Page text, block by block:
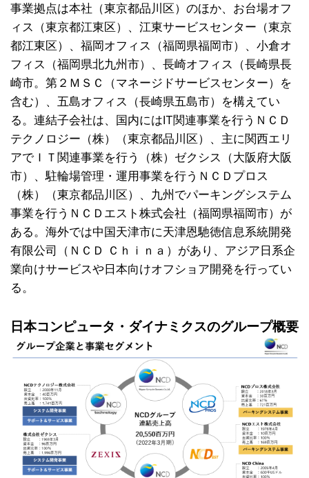
事業拠点は本社（東京都品川区）のほか、お台場オフ
ィス（東京都江東区）、江東サービスセンター（東京
都江東区）、福岡オフィス（福岡県福岡市）、小倉オ
フィス（福岡県北九州市）、長崎オフィス（長崎県長
崎市。第２ＭＳＣ（マネージドサービスセンター）を
含む）、五島オフィス（長崎県五島市）を構えてい
る。連結子会社は、国内にはIT関連事業を行うＮＣＤ
テクノロジー（株）（東京都品川区）、主に関西エリ
アでＩＴ関連事業を行う（株）ゼクシス（大阪府大阪
市）、駐輪場管理・運用事業を行うＮＣＤプロス
（株）（東京都品川区）、九州でパーキングシステム
事業を行うＮＣＤエスト株式会社（福岡県福岡市）が
ある。海外では中国天津市に天津恩馳徳信息系統開発
有限公司（ＮＣＤ Ｃｈｉｎａ）があり、アジア日系企
業向けサービスや日本向けオフショア開発を行ってい
る。
日本コンピュータ・ダイナミクスのグループ概要